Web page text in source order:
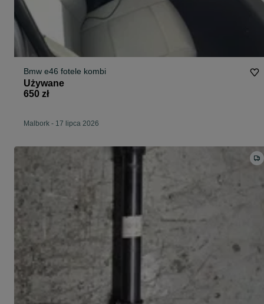
Bmw e46 fotele kombi
Używane
650 zł
Malbork - 17 lipca 2026